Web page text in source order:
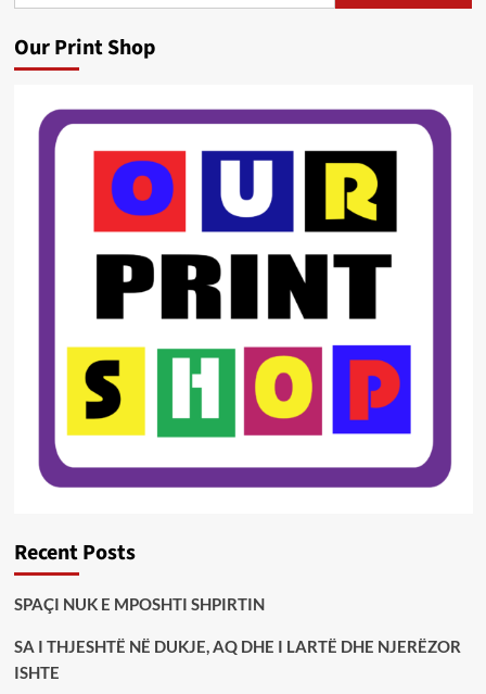
Our Print Shop
Recent Posts
SPAÇI NUK E MPOSHTI SHPIRTIN
SA I THJESHTË NË DUKJE, AQ DHE I LARTË DHE NJERËZOR
ISHTE